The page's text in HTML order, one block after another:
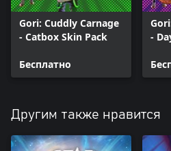
Gori: Cuddly Carnage
- Catbox Skin Pack
Бесплатно
-
Другим также нравится